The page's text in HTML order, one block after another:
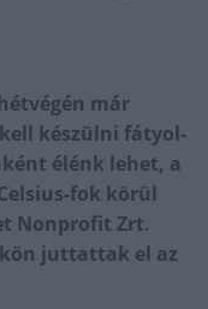
már
készülni fátyol-
élénk lehet, a
fok körül
Nonprofit Zrt.
juttattak el az